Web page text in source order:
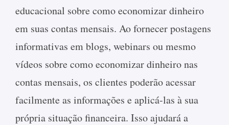
educacional sobre como economizar dinheiro
em suas contas mensais. Ao fornecer postagens
informativas em blogs, webinars ou mesmo
vídeos sobre como economizar dinheiro nas
contas mensais, os clientes poderão acessar
facilmente as informações e aplicá-las à sua
própria situação financeira. Isso ajudará a